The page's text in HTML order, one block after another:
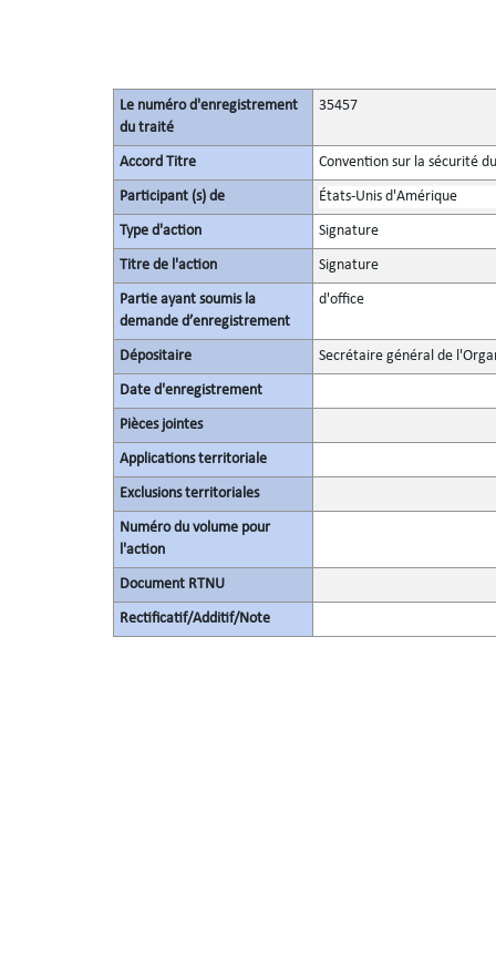
Le numéro d'enregistrement
du traité
35457
Accord Titre Convention sur la sécurité
Participant (s) de États-Unis d'Amérique
Type d'action Signature
Titre de l'action Signature
Partie ayant soumis la
demande d’enregistrement
d'office
Dépositaire Secrétaire général de
Date d'enregistrement
Pièces jointes
Applications territoriale
Exclusions territoriales
Numéro du volume pour
l'action
Document RTNU
Rectificatif/Additif/Note